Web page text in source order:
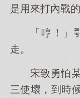
是用來打內戰的
「哼！
走。
宋致勇怕
三使壞，到時